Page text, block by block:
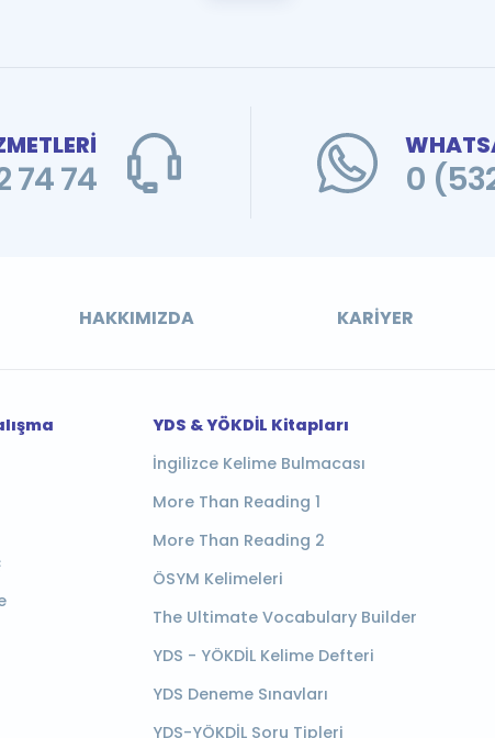
74 74 0
HAKKIMIZDA KARIYER
YDS & YÖKDİL Kitapları
İngilizce Kelime Bulmacası
More Than Reading 1
More Than Reading 2
ÖSYM Kelimeleri
The Ultimate Vocabulary Builder
YDS - YÖKDİL Kelime Defteri
YDS Deneme Sınavları
YDS-YÖKDİL Soru Tipleri